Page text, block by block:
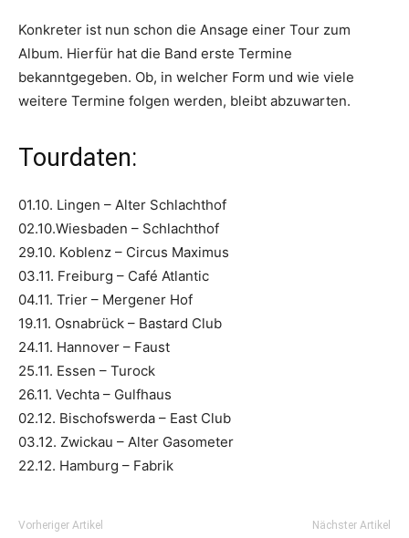
Konkreter ist nun schon die Ansage einer Tour zum
Album. Hierfür hat die Band erste Termine
bekanntgegeben. Ob, in welcher Form und wie viele
weitere Termine folgen werden, bleibt abzuwarten.
Tourdaten:
01.10. Lingen – Alter Schlachthof
02.10.Wiesbaden – Schlachthof
29.10. Koblenz – Circus Maximus
03.11. Freiburg – Café Atlantic
04.11. Trier – Mergener Hof
19.11. Osnabrück – Bastard Club
24.11. Hannover – Faust
25.11. Essen – Turock
26.11. Vechta – Gulfhaus
02.12. Bischofswerda – East Club
03.12. Zwickau – Alter Gasometer
22.12. Hamburg – Fabrik
Vorheriger Artikel Nächster Artikel